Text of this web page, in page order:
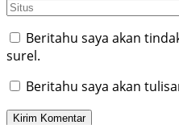
Beritahu saya akan
surel.
Beritahu saya akan